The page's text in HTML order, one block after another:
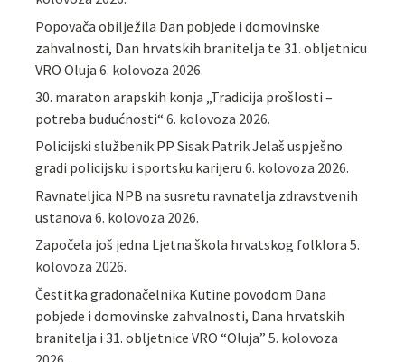
Popovača obilježila Dan pobjede i domovinske
zahvalnosti, Dan hrvatskih branitelja te 31. obljetnicu
VRO Oluja 6. kolovoza 2026.
30. maraton arapskih konja „Tradicija prošlosti –
potreba budućnosti“ 6. kolovoza 2026.
Policijski službenik PP Sisak Patrik Jelaš uspješno
gradi policijsku i sportsku karijeru 6. kolovoza 2026.
Ravnateljica NPB na susretu ravnatelja zdravstvenih
ustanova 6. kolovoza 2026.
Započela još jedna Ljetna škola hrvatskog folklora 5.
kolovoza 2026.
Čestitka gradonačelnika Kutine povodom Dana
pobjede i domovinske zahvalnosti, Dana hrvatskih
branitelja i 31. obljetnice VRO “Oluja” 5. kolovoza